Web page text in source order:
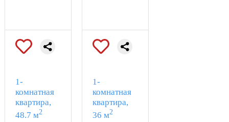
1-
комнатная
квартира,
48.7 м2
1-
комнатная
квартира,
36 м2